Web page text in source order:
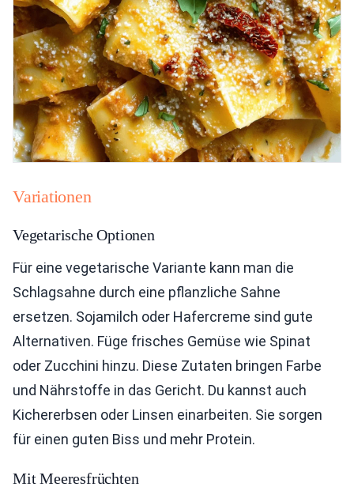
Variationen
Vegetarische Optionen
Für eine vegetarische Variante kann man die
Schlagsahne durch eine pflanzliche Sahne
ersetzen. Sojamilch oder Hafercreme sind gute
Alternativen. Füge frisches Gemüse wie Spinat
oder Zucchini hinzu. Diese Zutaten bringen Farbe
und Nährstoffe in das Gericht. Du kannst auch
Kichererbsen oder Linsen einarbeiten. Sie sorgen
für einen guten Biss und mehr Protein.
Mit Meeresfrüchten